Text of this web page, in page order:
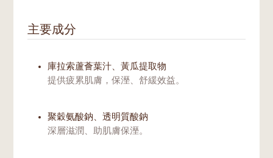
主要成分
庫拉索蘆薈葉汁、黃瓜提取物
提供疲累肌膚，保溼、舒緩效益。
聚穀氨酸鈉、透明質酸鈉
深層滋潤、助肌膚保溼。